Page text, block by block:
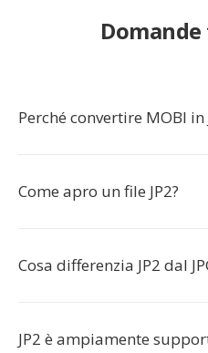
Perché convertire MOBI in
Come apro un file JP2?
Cosa differenzia JP2 dal
JP2 è ampiamente